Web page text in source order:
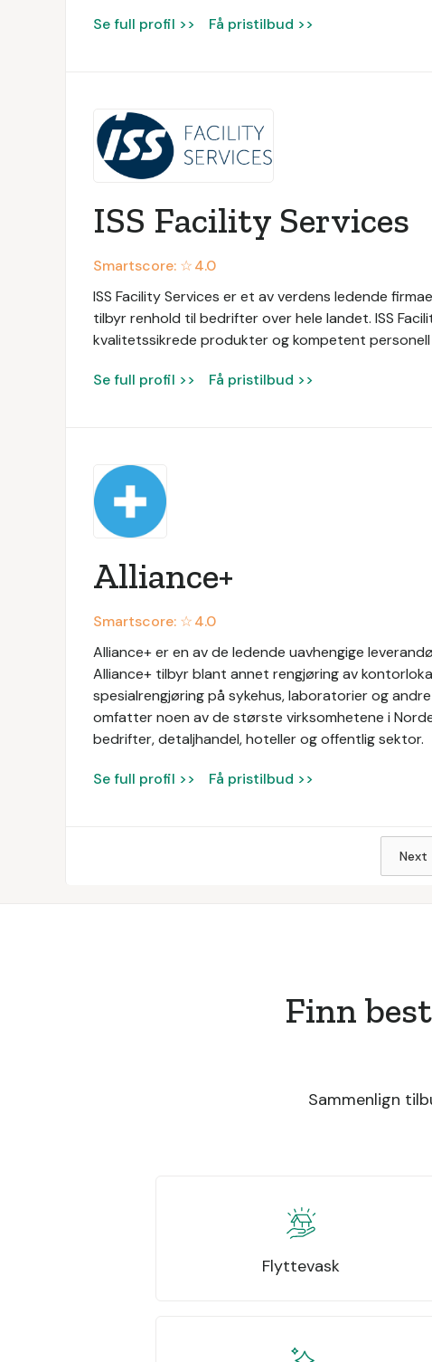
Se full profil >> Få pristilbud >>
ISS Facility Services
Smartscore: ☆4.0
ISS Facility Services er et av verdens ledende
tilbyr renhold til bedrifter over hele landet. ISS
kvalitetssikrede produkter og kompetent
Se full profil >> Få pristilbud >>
Alliance+
Smartscore: ☆4.0
Alliance+ er en av de ledende uavhengige
Alliance+ tilbyr blant annet rengjøring av
spesialrengjøring på sykehus, laboratorier og
omfatter noen av de største virksomhetene i
bedrifter, detaljhandel, hoteller og offentlig sektor.
Se full profil >> Få pristilbud >>
Next
Finn
Sammenlign
Flyttevask